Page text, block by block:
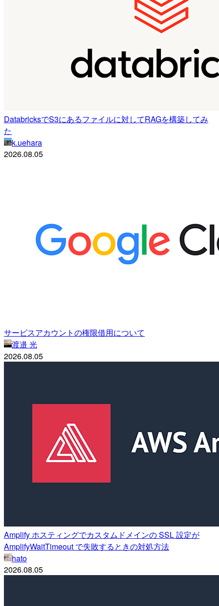
DatabricksでS3にあるファイルに対してRAGを構築してみ
た
k.uehara
2026.08.05
サービスアカウントの権限借用について
渡邉 光
2026.08.05
Amplify ホスティングでカスタムドメインの SSL 設定が
AmplifyWaitTimeout で失敗するときの対処方法
hato
2026.08.05